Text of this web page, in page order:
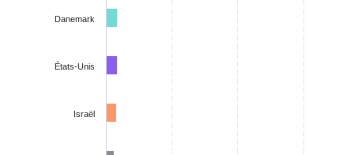
Danemark
États-Unis
Israël